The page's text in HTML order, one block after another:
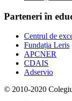
Parteneri în
Centrul de
Fundația Leris
APCNER
CDAIS
Adservio
© 2010-2020